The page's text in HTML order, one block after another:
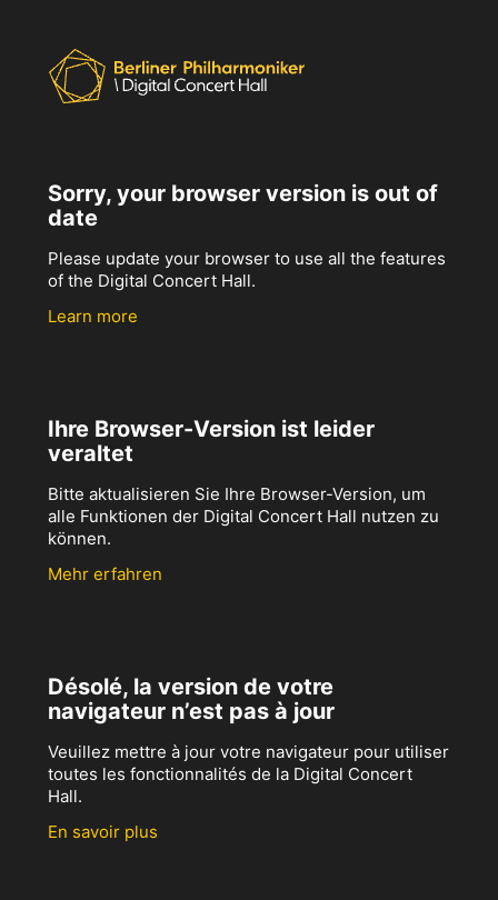
Sorry, your browser version is out of
date
Please update your browser to use all the features
of the Digital Concert Hall.
Learn more
Ihre Browser-Version ist leider
veraltet
Bitte aktualisieren Sie Ihre Browser-Version, um
alle Funktionen der Digital Concert Hall nutzen zu
können.
Mehr erfahren
Désolé, la version de votre
navigateur n’est pas à jour
Veuillez mettre à jour votre navigateur pour utiliser
toutes les fonctionnalités de la Digital Concert
Hall.
En savoir plus